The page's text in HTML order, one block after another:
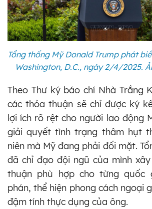
Tổng thống Mỹ Donald Trump phát
Washington, D.C., ngày 2/4/2025.
Theo Thư ký báo chí Nhà Trắng
các thỏa thuận sẽ chỉ được ký
lợi ích rõ rệt cho người lao động
giải quyết tình trạng thâm hụt
niên mà Mỹ đang phải đối mặt.
đã chỉ đạo đội ngũ của mình
thuận phù hợp cho từng quốc
phán, thể hiện phong cách ngoại
đậm tính thực dụng của ông.